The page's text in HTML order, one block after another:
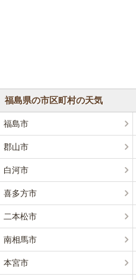
福島県の市区町村の天気
福島市
郡山市
白河市
喜多方市
二本松市
南相馬市
本宮市